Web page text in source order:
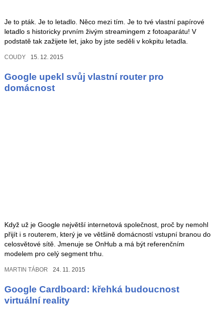
Je to pták. Je to letadlo. Něco mezi tím. Je to tvé vlastní papírové
letadlo s historicky prvním živým streamingem z fotoaparátu! V
podstatě tak zažijete let, jako by jste seděli v kokpitu letadla.
COUDY 15. 12. 2015
Google upekl svůj vlastní router pro
domácnost
Když už je Google největší internetová společnost, proč by nemohl
přijít i s routerem, který je ve většině domácností vstupní branou do
celosvětové sítě. Jmenuje se OnHub a má být referenčním
modelem pro celý segment trhu.
MARTIN TÁBOR 24. 11. 2015
Google Cardboard: křehká budoucnost
virtuální reality